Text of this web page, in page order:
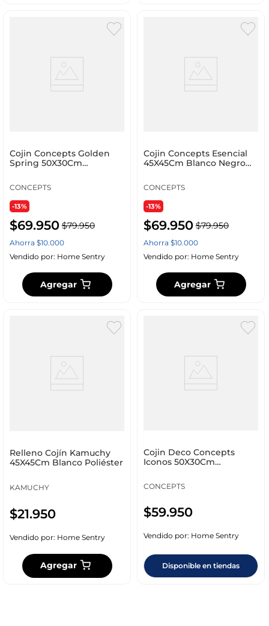
Cojin Concepts Golden
Spring 50X30Cm
CONCEPTS
-13%
$69.950 $79.950
Ahorra $10.000
Vendido por: Home Sentry
Agregar
Cojin Concepts Esencial
45X45Cm Blanco Negro
CONCEPTS
-13%
$69.950 $79.950
Ahorra $10.000
Vendido por: Home Sentry
Agregar
Relleno Cojín Kamuchy
45X45Cm Blanco Poliéster
KAMUCHY
$21.950
Vendido por: Home Sentry
Agregar
Cojin Deco Concepts
Iconos 50X30Cm
CONCEPTS
$59.950
Vendido por: Home Sentry
Disponible en tiendas